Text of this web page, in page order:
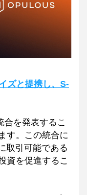
ズと提携し、S-
合を発表するこ
す。この統合に
取引可能である
資を促進するこ